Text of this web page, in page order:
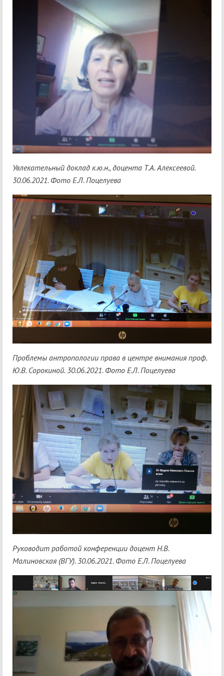
Увлекательный доклад к.ю.н., доцента Т.А. Алексеевой.
30.06.2021. Фото Е.Л. Поцелуева
Проблемы антропологии права в центре внимания проф.
Ю.В. Сорокиной. 30.06.2021. Фото Е.Л. Поцелуева
Руководит работой конференции доцент Н.В.
Малиновская (ВГУ). 30.06.2021. Фото Е.Л. Поцелуева